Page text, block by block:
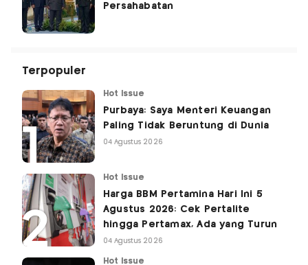
Persahabatan
Terpopuler
Hot Issue
Purbaya: Saya Menteri Keuangan
Paling Tidak Beruntung di Dunia
04 Agustus 2026
Hot Issue
Harga BBM Pertamina Hari Ini 5
Agustus 2026: Cek Pertalite
hingga Pertamax, Ada yang Turun
04 Agustus 2026
Hot Issue